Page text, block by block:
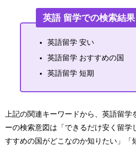
英語 留学での検索結果
英語留学 安い
英語留学 おすすめの国
英語留学 短期
上記の関連キーワードから、英語留
ーの検索意図は「できるだけ安く留学
すすめの国がどこなのか知りたい」「